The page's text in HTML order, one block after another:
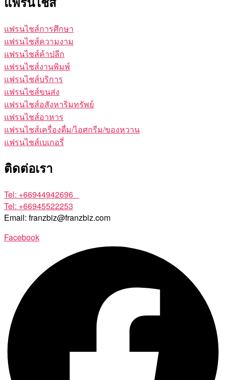
แฟรนไชส์การศึกษา
แฟรนไชส์ความงาม
แฟรนไชส์ค้าปลีก
แฟรนไชส์งานพิมพ์
แฟรนไชส์บริการ
แฟรนไชส์ขนส่ง
แฟรนไชส์อสังหาริมทรัพย์
แฟรนไชส์อาหาร
แฟรนไชส์เครื่องดื่ม/ไอศกรีม/ของหวาน
แฟรนไชส์เบเกอรี่
ติดต่อเรา
Tel: +66944942696
Tel: +66945522253
Email: franzbiz@franzbiz.com
Facebook